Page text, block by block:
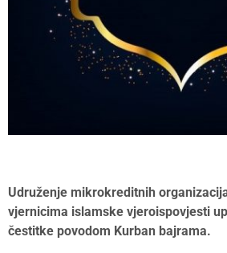
Udruženje mikrokreditnih
vjernicima islamske vjeroispovjesti
čestitke povodom Kurban bajrama.